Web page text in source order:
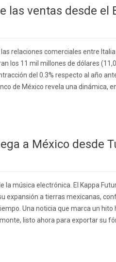
las ventas desde el
relaciones comerciales entre
los 11 mil millones de dólares
del 0.3% respecto al año
de México revela una dinámica, en
a México desde
la música electrónica. El Kappa
expansión a tierras mexicanas,
Una noticia que marca un hito
listo ahora para exportar su